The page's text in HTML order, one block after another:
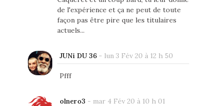
de l'expérience et ça ne peut de toute
façon pas être pire que les titulaires
actuels...
JUNi DU 36- lun 3 Fév 20 à 12 h 50
Pfff
olnero3 - mar 4 Fév 20 à 10 h 01